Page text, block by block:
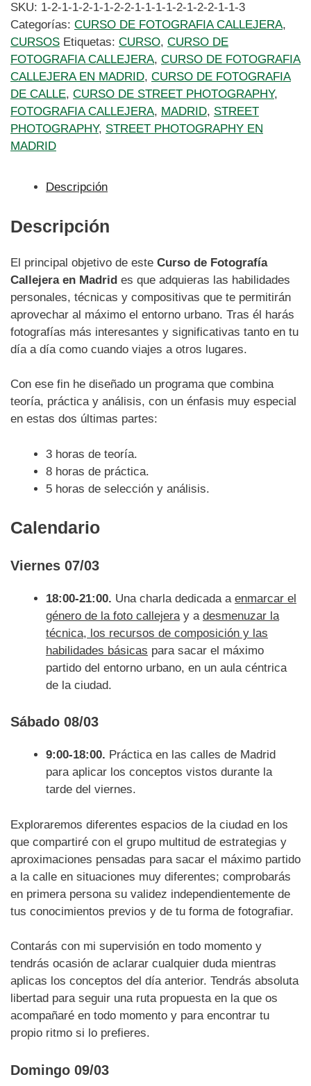
SKU: 1-2-1-1-2-1-1-2-2-1-1-1-1-2-1-2-2-1-1-3
Categorías: CURSO DE FOTOGRAFIA CALLEJERA,
CURSOS Etiquetas: CURSO, CURSO DE
FOTOGRAFIA CALLEJERA, CURSO DE FOTOGRAFIA
CALLEJERA EN MADRID, CURSO DE FOTOGRAFIA
DE CALLE, CURSO DE STREET PHOTOGRAPHY,
FOTOGRAFIA CALLEJERA, MADRID, STREET
PHOTOGRAPHY, STREET PHOTOGRAPHY EN
MADRID
Descripción
Descripción
El principal objetivo de este Curso de Fotografía
Callejera en Madrid es que adquieras las habilidades
personales, técnicas y compositivas que te permitirán
aprovechar al máximo el entorno urbano. Tras él harás
fotografías más interesantes y significativas tanto en tu
día a día como cuando viajes a otros lugares.
Con ese fin he diseñado un programa que combina
teoría, práctica y análisis, con un énfasis muy especial
en estas dos últimas partes:
3 horas de teoría.
8 horas de práctica.
5 horas de selección y análisis.
Calendario
Viernes 07/03
18:00-21:00. Una charla dedicada a enmarcar el
género de la foto callejeray a desmenuzar la
técnica, los recursos de composición y las
habilidades básicas para sacar el máximo
partido del entorno urbano, en un aula céntrica
de la ciudad.
Sábado 08/03
9:00-18:00. Práctica en las calles de Madrid
para aplicar los conceptos vistos durante la
tarde del viernes.
Exploraremos diferentes espacios de la ciudad en los
que compartiré con el grupo multitud de estrategias y
aproximaciones pensadas para sacar el máximo partido
a la calle en situaciones muy diferentes; comprobarás
en primera persona su validez independientemente de
tus conocimientos previos y de tu forma de fotografiar.
Contarás con mi supervisión en todo momento y
tendrás ocasión de aclarar cualquier duda mientras
aplicas los conceptos del día anterior. Tendrás absoluta
libertad para seguir una ruta propuesta en la que os
acompañaré en todo momento y para encontrar tu
propio ritmo si lo prefieres.
Domingo 09/03